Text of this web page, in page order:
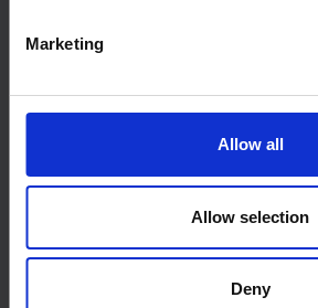
Marketing
Allow all
Allow selection
Deny
Les partenaires
Bailleurs de fonds
© 2026 IDS, Wellcome Trust, le Bureau